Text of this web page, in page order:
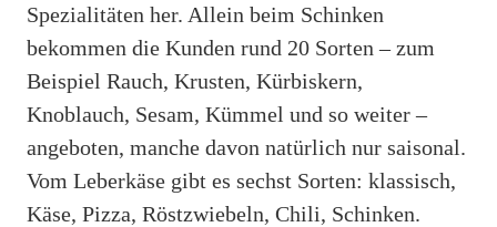
Spezialitäten her. Allein beim Schinken
bekommen die Kunden rund 20 Sorten – zum
Beispiel Rauch, Krusten, Kürbiskern,
Knoblauch, Sesam, Kümmel und so weiter –
angeboten, manche davon natürlich nur saisonal.
Vom Leberkäse gibt es sechst Sorten: klassisch,
Käse, Pizza, Röstzwiebeln, Chili, Schinken.